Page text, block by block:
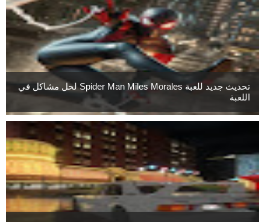
تحديث جديد للعبة Spider Man Miles Morales لحل مشاكل في
اللعبة